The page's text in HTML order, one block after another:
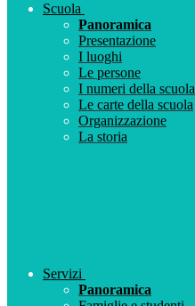
Scuola
Panoramica
Presentazione
I luoghi
Le persone
I numeri della scuola
Le carte della scuola
Organizzazione
La storia
Servizi
Panoramica